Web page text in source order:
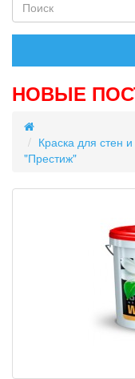
НОВЫЕ
Краска для стен
"Престиж"